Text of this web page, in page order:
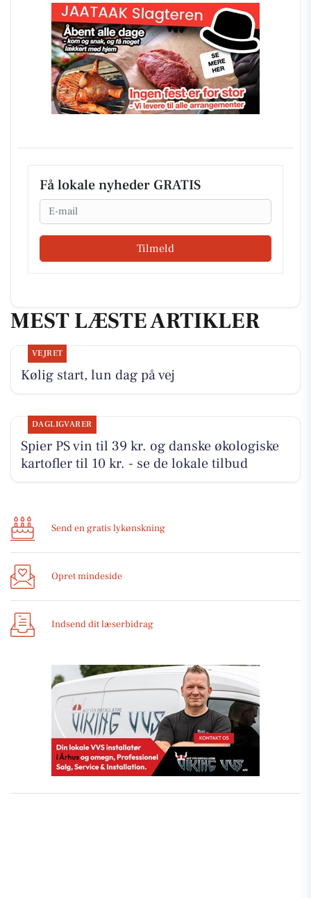
Få lokale nyheder GRATIS
Email
Tilmeld
MEST LÆSTE ARTIKLER
VEJRET
Kølig start, lun dag på vej
DAGLIGVARER
Spier PS vin til 39 kr. og danske økologiske
kartofler til 10 kr. - se de lokale tilbud
Send en gratis lykønskning
Opret mindeside
Indsend dit læserbidrag